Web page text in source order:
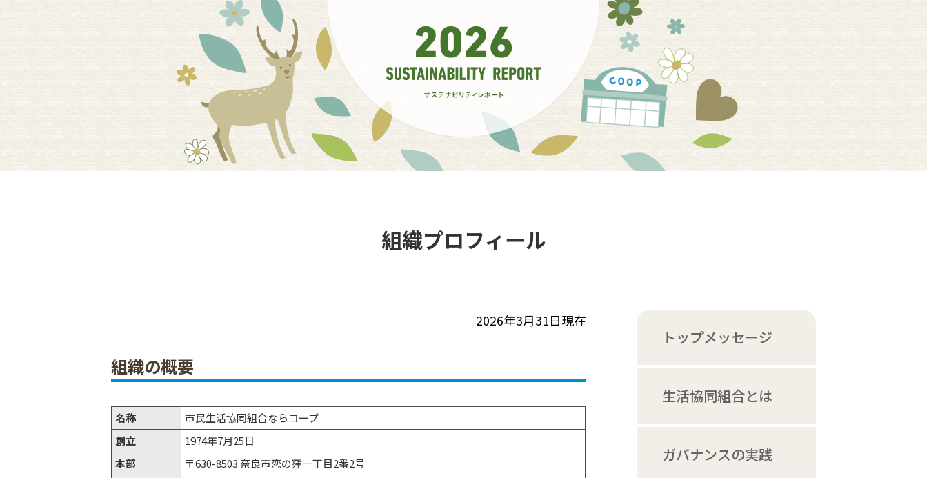
組織プロフィール
2026年3月31日現在
組織の概要
名称
市民生活協同組合ならコープ
創立
1974年7月25日
本部
〒630-8503 奈良市恋の窪一丁目2番2号
トップメッセージ
生活協同組合とは
ガバナンスの実践